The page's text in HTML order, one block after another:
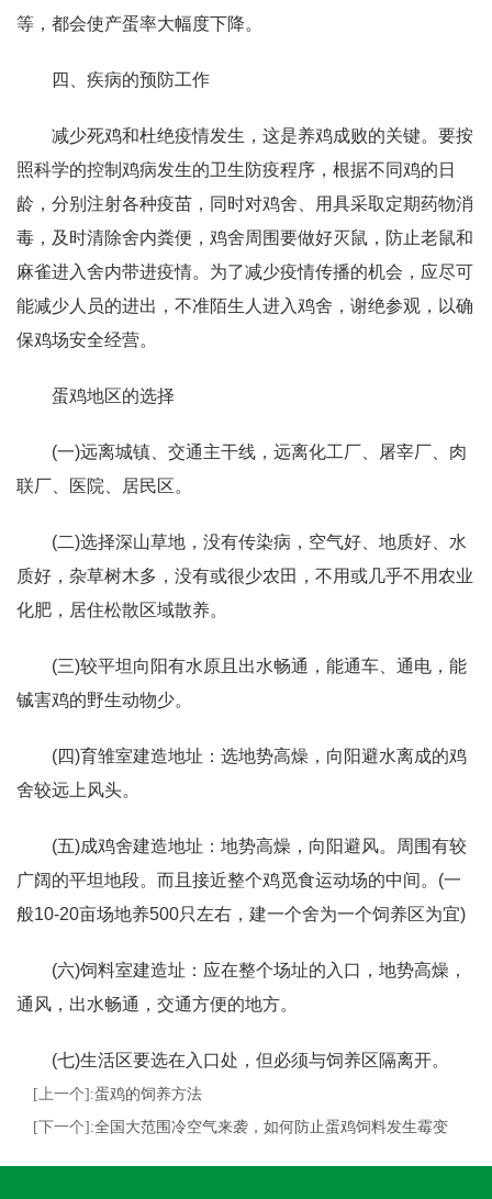
等，都会使产蛋率大幅度下降。
四、疾病的预防工作
减少死鸡和杜绝疫情发生，这是养鸡成败的关键。要按
照科学的控制鸡病发生的卫生防疫程序，根据不同鸡的日
龄，分别注射各种疫苗，同时对鸡舍、用具采取定期药物消
毒，及时清除舍内粪便，鸡舍周围要做好灭鼠，防止老鼠和
麻雀进入舍内带进疫情。为了减少疫情传播的机会，应尽可
能减少人员的进出，不准陌生人进入鸡舍，谢绝参观，以确
保鸡场安全经营。
蛋鸡地区的选择
(一)远离城镇、交通主干线，远离化工厂、屠宰厂、肉
联厂、医院、居民区。
(二)选择深山草地，没有传染病，空气好、地质好、水
质好，杂草树木多，没有或很少农田，不用或几乎不用农业
化肥，居住松散区域散养。
(三)较平坦向阳有水原且出水畅通，能通车、通电，能
铖害鸡的野生动物少。
(四)育雏室建造地址：选地势高燥，向阳避水离成的鸡
舍较远上风头。
(五)成鸡舍建造地址：地势高燥，向阳避风。周围有较
广阔的平坦地段。而且接近整个鸡觅食运动场的中间。(一
般10-20亩场地养500只左右，建一个舍为一个饲养区为宜)
(六)饲料室建造址：应在整个场址的入口，地势高燥，
通风，出水畅通，交通方便的地方。
(七)生活区要选在入口处，但必须与饲养区隔离开。
[上一个]:蛋鸡的饲养方法
[下一个]:全国大范围冷空气来袭，如何防止蛋鸡饲料发生霉变